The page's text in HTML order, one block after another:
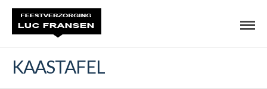
KAASTAFEL